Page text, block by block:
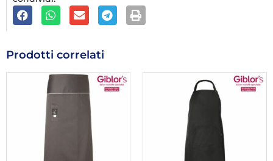
Prodotti correlati